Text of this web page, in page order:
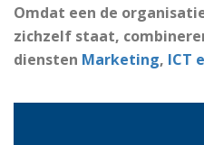
Omdat een de
zichzelf staat,
diensten Marketing, ICT